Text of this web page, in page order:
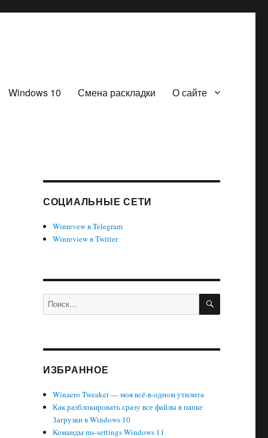
Windows 10 Смена раскладки О сайте
СОЦИАЛЬНЫЕ СЕТИ
Winrevew в Telegram
Winreview в Twitter
Искать: ПОИСК
ИЗБРАННОЕ
Winaero Tweaker — моя всё-в-одном утилита
Как разблокировать сразу все файлы в папке
Загрузки в Windows 10
Команды ms-settings Windows 11